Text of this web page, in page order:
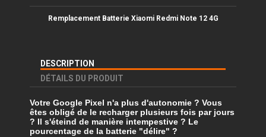
Remplacement Batterie Xiaomi Redmi Note 12 4G
DESCRIPTION
DÉTAILS DU PRODUIT
Votre Google Pixel n'a plus d'autonomie ? Vous
êtes obligé de le recharger plusieurs fois par jours
? Il s'éteind de manière intempestive ? Le
pourcentage de la batterie "délire" ?